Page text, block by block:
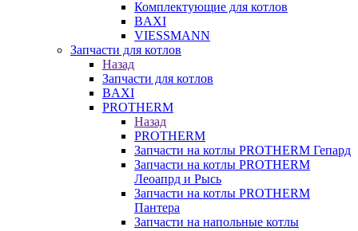
Комплектующие для котлов
BAXI
VIESSMANN
Запчасти для котлов
Назад
Запчасти для котлов
BAXI
PROTHERM
Назад
PROTHERM
Запчасти на котлы PROTHERM Гепард
Запчасти на котлы PROTHERM
Леоапрд и Рысь
Запчасти на котлы PROTHERM
Пантера
Запчасти на напольные котлы